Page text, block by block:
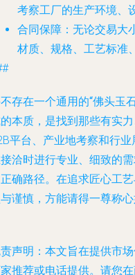
考察工厂的生产环境、
合同保障 ：无论交易
材质、规格、工艺标准
存在一个通用的“佛头玉
本质，是找到那些有实
平台、产业地考察和行
洽时进行专业、细致的
确路径。在追求匠心工
谨慎，方能请得一尊称
声明 ：本文旨在提供市
推荐或电话提供。请您